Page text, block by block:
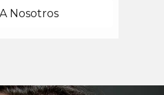
Nosotros